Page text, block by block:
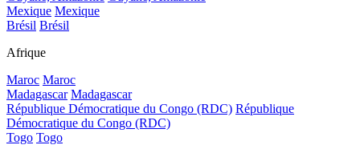
Mexique Mexique
Brésil Brésil
Afrique
Maroc Maroc
Madagascar Madagascar
République Démocratique du Congo (RDC) République
Démocratique du Congo (RDC)
Togo Togo